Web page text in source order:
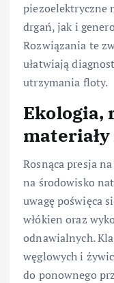
piezoelektryczne
drgań, jak i
Rozwiązania te
ułatwiają
utrzymania floty.
Ekologia,
Rosnąca presja
na środowisko
uwagę poświęca
włókien oraz
odnawialnych.
węglowych i
do ponownego